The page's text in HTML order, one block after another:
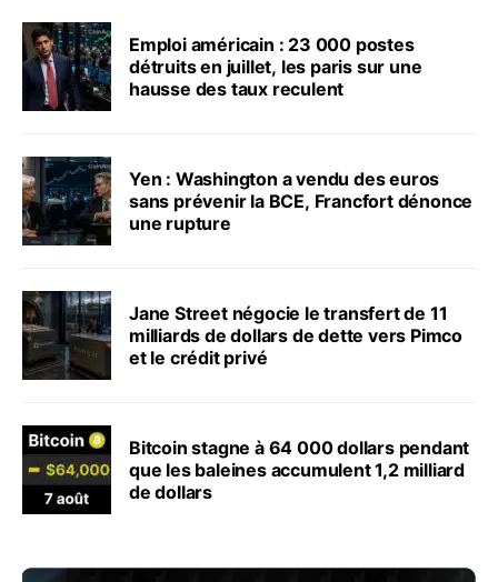
Emploi américain : 23 000 postes
détruits en juillet, les paris sur une
hausse des taux reculent
Yen : Washington a vendu des euros
sans prévenir la BCE, Francfort dénonce
une rupture
Jane Street négocie le transfert de 11
milliards de dollars de dette vers Pimco
et le crédit privé
Bitcoin stagne à 64 000 dollars pendant
que les baleines accumulent 1,2 milliard
de dollars